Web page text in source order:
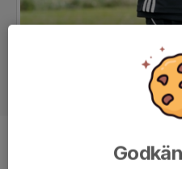
14 år